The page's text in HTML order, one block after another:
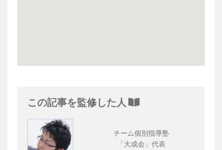
この記事を監修した人
チーム個別指導塾
「大成会」代表